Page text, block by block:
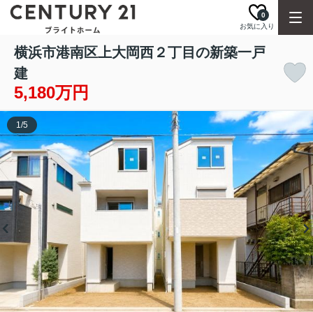
お気に入り
0
横浜市港南区上大岡西２丁目の新築一戸
建
5,180万円
1/5